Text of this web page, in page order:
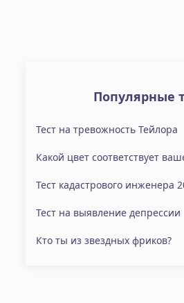
Популярные
Тест на тревожность Тейлора
Какой цвет соответствует
Тест кадастрового инженера
Тест на выявление депрессии
Кто ты из звездных фриков?